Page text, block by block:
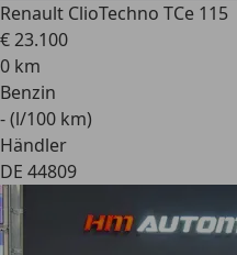
Renault ClioTechno TCe 115
€ 23.100
0 km
Benzin
- (l/100 km)
Händler
DE 44809